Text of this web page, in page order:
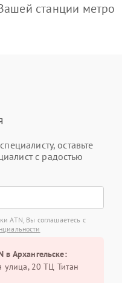
станции метро
оставьте
с радостью
ATN, Вы соглашаетесь с
в Архангельске:
улица, 20 ТЦ Титан